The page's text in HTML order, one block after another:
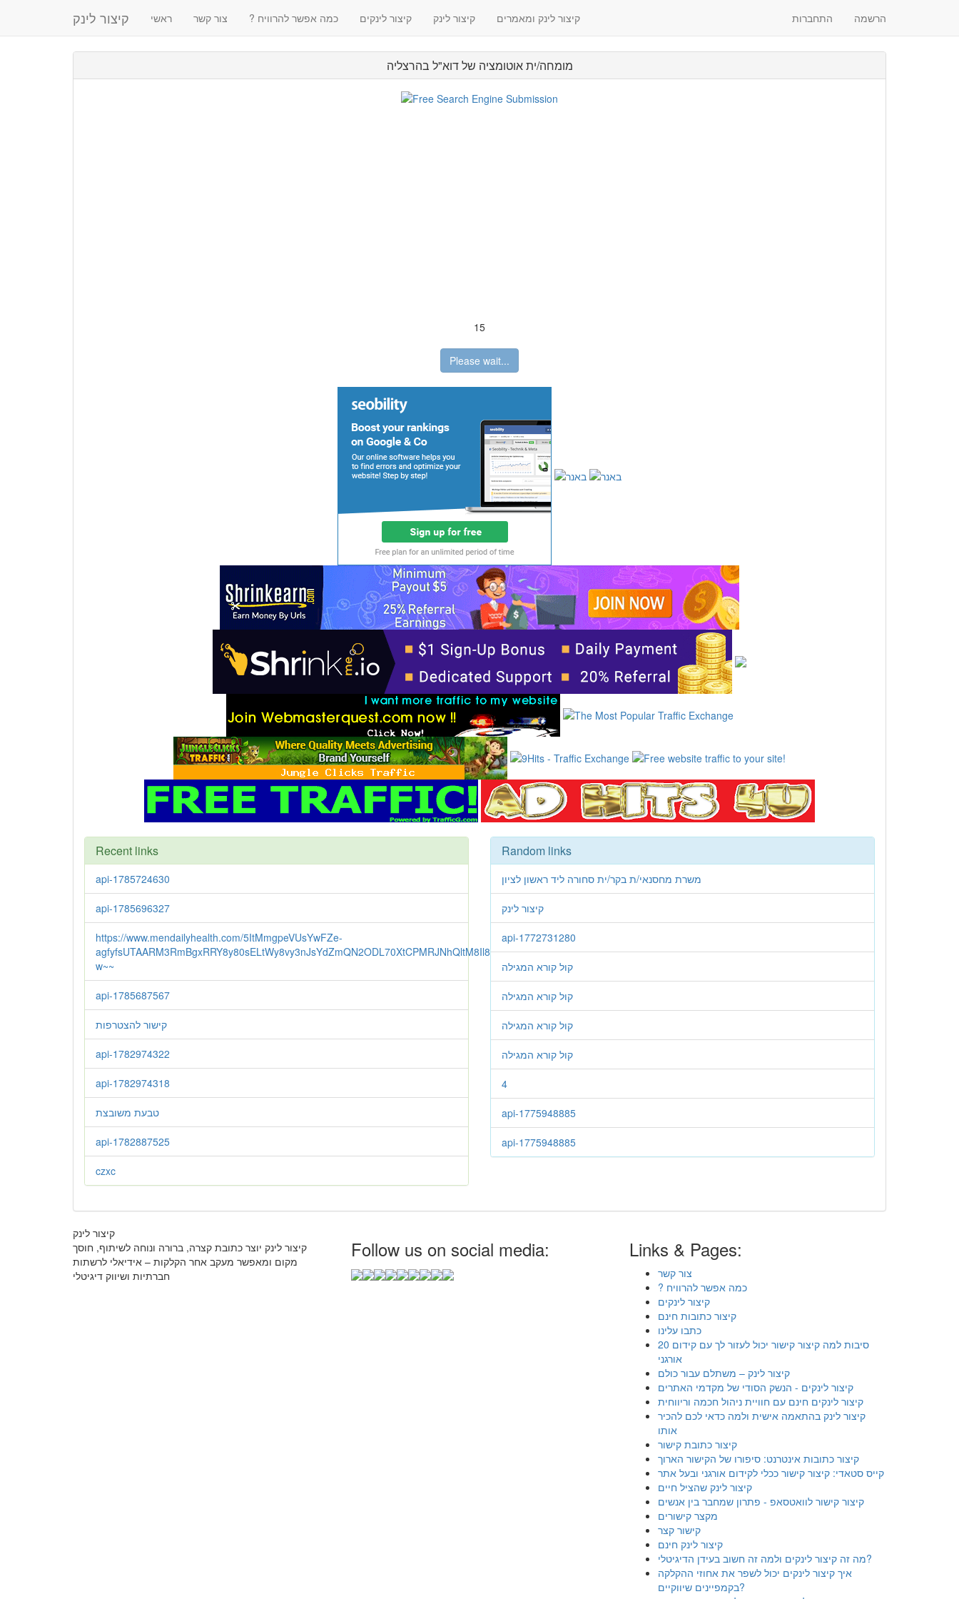
קיצור לינק ראשי צור קשר ? כמה אפשר להרוויח קיצור לינקים קיצור לינק קיצור לינק ומאמרים התחברות הרשמה
מומחה/ית אוטומציה של דוא"ל בהרצליה
15
Please wait...
Recent links
api-1785724630
api-1785696327
https://www.mendailyhealth.com/5ItMmgpeVUsYwFZe-
agfyfsUTAARM3RmBgxRRY8y80sELtWy8vy3nJsYdZmQN2ODL70XtCPMRJNhQltM8Il8-
w~~
api-1785687567
קישור להצטרפות
api-1782974322
api-1782974318
טבעת משובצת
api-1782887525
czxc
Random links
משרת מחסנאי/ת בקר/ית סחורה ליד ראשון לציון
קיצור לינק
api-1772731280
קול קורא המגילה
קול קורא המגילה
קול קורא המגילה
קול קורא המגילה
4
api-1775948885
api-1775948885
קיצור לינק
קיצור לינק יוצר כתובת קצרה, ברורה ונוחה לשיתוף, חוסך
מקום ומאפשר מעקב אחר הקלקות – אידיאלי לרשתות
חברתיות ושיווק דיגיטלי
Follow us on social media: Links & Pages:
צור קשר
? כמה אפשר להרוויח
קיצור לינקים
קיצור כתובות חינם
כתבו עלינו
20 סיבות למה קיצור קישור יכול לעזור לך עם קידום
אורגני
קיצור לינק – משתלם עבור כולם
קיצור לינקים - הנשק הסודי של מקדמי האתרים
קיצור לינקים חינם עם חוויית ניהול חכמה וריווחית
קיצור לינק בהתאמה אישית ולמה כדאי לכם להכיר
אותו
קיצור כתובת קישור
קיצור כתובות אינטרנט: סיפורו של הקישור הארוך
קייס סטאדי: קיצור קישור ככלי לקידום אורגני ובעל אתר
קיצור לינק שהציל חיים
קיצור קישור לוואטסאפ - פתרון שמחבר בין אנשים
מקצר קישורים
קישור קצר
קיצור לינק חינם
מה זה קיצור לינקים ולמה זה חשוב בעידן הדיגיטלי?
איך קיצור לינקים יכול לשפר את אחוזי ההקלקה
בקמפיינים שיווקיים?